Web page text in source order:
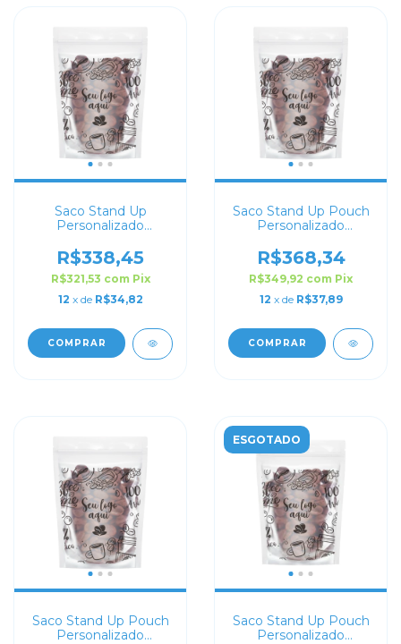
Saco Stand Up
Personalizado
R$338,45
R$321,53 com Pix
12 x de R$34,82
COMPRAR
Saco Stand Up Pouch
Personalizado
R$368,34
R$349,92 com Pix
12 x de R$37,89
COMPRAR
Saco Stand Up Pouch
Personalizado
ESGOTADO
Saco Stand Up Pouch
Personalizado